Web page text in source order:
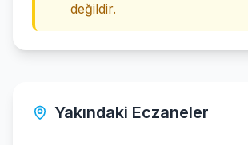
değildir.
Yakındaki Eczaneler